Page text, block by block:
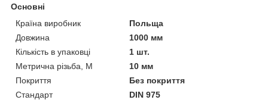
Основні
Країна виробник
Польща
Довжина
1000 мм
Кількість в упаковці
1 шт.
Метрична різьба, М
10 мм
Покриття
Без покриття
Стандарт
DIN 975